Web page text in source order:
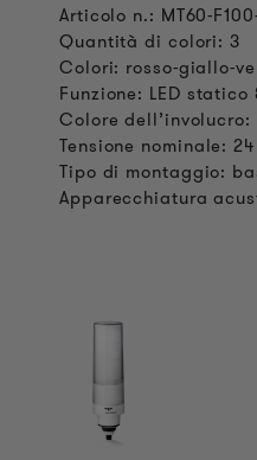
Articolo n.: MT60-
Quantità di colori: 3
Colori: rosso-giallo-
Funzione: LED
Colore
Tensione nominale: 24
Tipo di montaggio:
Apparecchiatura